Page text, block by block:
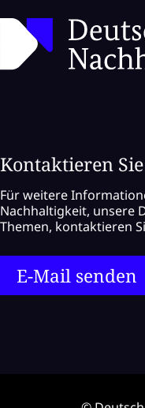
Kontaktieren
Für weitere
Nachhaltigkeit, unsere
Themen, kontaktieren
E-Mail senden